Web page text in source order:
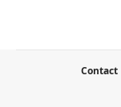
Contact